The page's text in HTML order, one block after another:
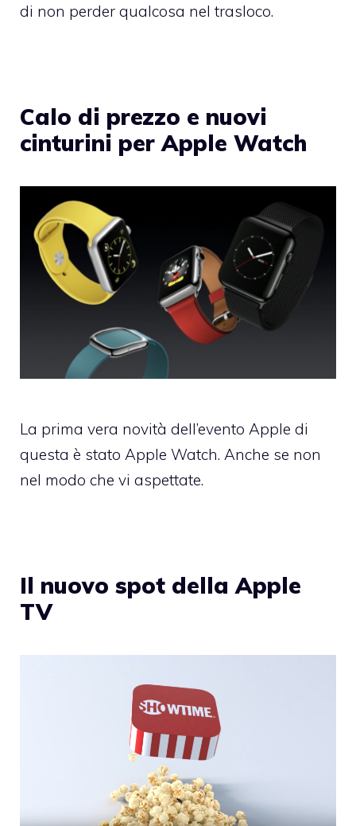
di non perder qualcosa nel trasloco.
Calo di prezzo e nuovi
cinturini per Apple Watch
La prima vera novità dell’evento Apple di
questa è stato Apple Watch. Anche se non
nel modo che vi aspettate.
Il nuovo spot della Apple
TV